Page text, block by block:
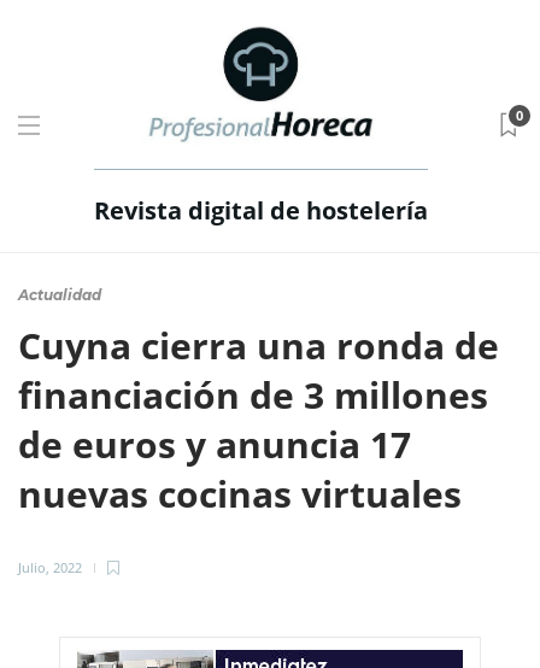
Revista digital de hostelería
0
Actualidad
Cuyna cierra una ronda de
financiación de 3 millones
de euros y anuncia 17
nuevas cocinas virtuales
Julio, 2022